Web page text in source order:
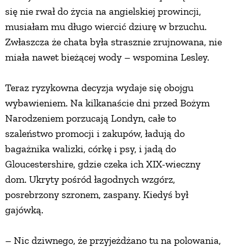
się nie rwał do życia na angielskiej prowincji,
musiałam mu długo wiercić dziurę w brzuchu.
Zwłaszcza że chata była strasznie zrujnowana, nie
miała nawet bieżącej wody – wspomina Lesley.
Teraz ryzykowna decyzja wydaje się obojgu
wybawieniem. Na kilkanaście dni przed Bożym
Narodzeniem porzucają Londyn, całe to
szaleństwo promocji i zakupów, ładują do
bagażnika walizki, córkę i psy, i jadą do
Gloucestershire, gdzie czeka ich XIX-wieczny
dom. Ukryty pośród łagodnych wzgórz,
posrebrzony szronem, zaspany. Kiedyś był
gajówką.
– Nic dziwnego, że przyjeżdżano tu na polowania,
DODATKI
PRZETWORY